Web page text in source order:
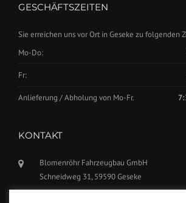
GESCHÄFTSZEITEN
Sie erreichen uns vor Ort in Geseke zu folgenden
Mo-Do:
Fr:
Anlieferung / Abholung von Mo-Fr.
KONTAKT
Blomenröhr Fahrzeugbau GmbH
Schneidweg 31, 59590 Geseke